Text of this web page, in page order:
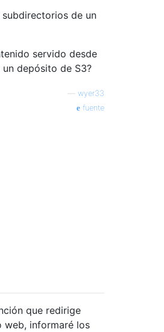
de un
servido desde
depósito de S3?
wyer33
fuente
que redirige
web, informaré los